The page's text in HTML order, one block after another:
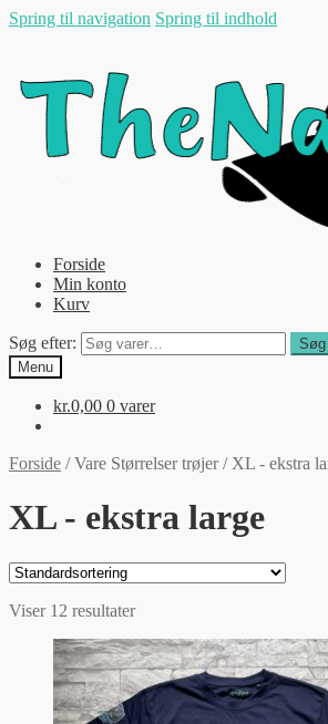
Spring til navigation Spring til indhold
Forside
Min konto
Kurv
Søg efter:
Søg
Menu
kr.0,00 0 varer
Forside /Vare Størrelser trøjer/ XL - ekstra
XL - ekstra large
Viser 12 resultater